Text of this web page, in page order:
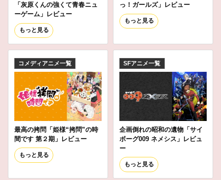
「灰原くんの強くて青春ニュ
ーゲーム」レビュー
もっと見る
っ！ガールズ」レビュー
もっと見る
コメディアニメ一覧
最高の拷問「姫様“拷問”の時
間です 第２期」レビュー
もっと見る
SFアニメ一覧
企画倒れの昭和の遺物「サイ
ボーグ009 ネメシス」レビュ
ー
もっと見る